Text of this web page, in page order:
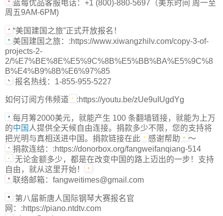
蓝莓优品客服电话：+1 (800)-880-5697（美东时间 周一至
周五9AM-6PM)
“美国建国之旅”正式开放报名！
美国建国之旅：:https://www.xiwangzhilv.com/copy-3-of-
projects-2-
2/%E7%BE%8E%E5%9C%8B%E5%BB%BA%E5%9C%8
B%E4%B9%8B%E6%97%85
报名热线：1-855-955-5227
如何订阅方伟频道 :https://youtu.be/zUe9uIUgdYg
每月筹2000美元，就能产生 100 条翻墙链接，就能为上万
的中国 人提供全天候自由连接。捐款多少不限，您的支持将
把光明与真相送进中国。捐款链接在此
感谢帮助
～
捐款连结：:https://donorbox.org/fangweifanqiang-514
无论金额多少，都是在改变中国的路上迈出的一步！支持
自由，就从这里开始！
联络邮箱：fangweitimes@gmail.com
第八届新唐人国际钢琴大赛报名官
网：:https://piano.ntdtv.com